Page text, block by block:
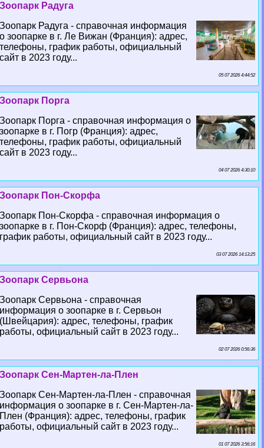
Зоопарк Радуга
Зоопарк Радуга - справочная информация
о зоопарке в г. Ле Вижан (Франция): адрес,
телефоны, график работы, официальный
сайт в 2023 году...
05 07 2026 4:44:52
Зоопарк Порга
Зоопарк Порга - справочная информация о
зоопарке в г. Погр (Франция): адрес,
телефоны, график работы, официальный
сайт в 2023 году...
04 07 2026 4:30:10
Зоопарк Пон-Скорфа
Зоопарк Пон-Скорфа - справочная информация о
зоопарке в г. Пон-Скорф (Франция): адрес, телефоны,
график работы, официальный сайт в 2023 году...
03 07 2026 14:13:25
Зоопарк Сервьона
Зоопарк Сервьона - справочная
информация о зоопарке в г. Сервьон
(Швейцария): адрес, телефоны, график
работы, официальный сайт в 2023 году...
02 07 2026 0:56:36
Зоопарк Сен-Мартен-ла-Плен
Зоопарк Сен-Мартен-ла-Плен - справочная
информация о зоопарке в г. Сен-Мартен-ла-
Плен (Франция): адрес, телефоны, график
работы, официальный сайт в 2023 году...
01 07 2026 3:56:16